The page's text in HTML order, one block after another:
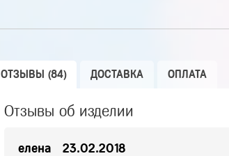
ОТЗЫВЫ (84) ДОСТАВКА ОПЛАТА
Отзывы об изделии
елена 23.02.2018